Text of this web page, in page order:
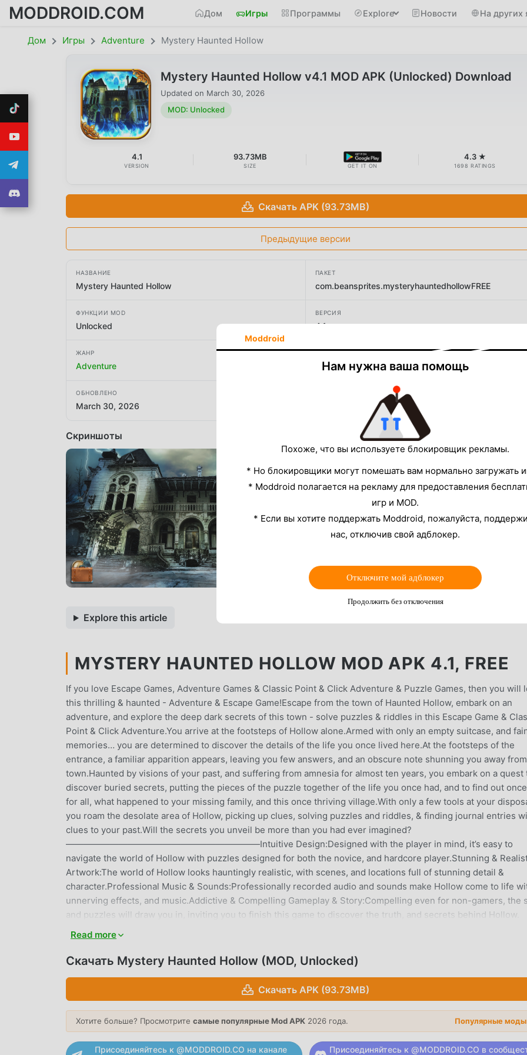
MODDROID.COM Дом Игры Программы Explore Новости На других
Дом Игры Adventure Mystery Haunted Hollow
Mystery Haunted Hollow v4.1 MOD APK (Unlocked) Download
Updated on March 30, 2026
MOD: Unlocked
4.1
VERSION
93.73MB
SIZE GET IT ON
4.3 ★
1698 RATINGS
Скачать APK (93.73MB)
Предыдущие версии
НАЗВАНИЕ
Mystery Haunted Hollow
ПАКЕТ
com.beansprites.mysteryhauntedhollowFREE
ФУНКЦИИ MOD
Unlocked
ВЕРСИЯ
4.1
ЖАНР
Adventure
РАЗРАБОТЧИК
Midnight Adventures LLC
ОБНОВЛЕНО
March 30, 2026
Скриншоты
Explore this article
MYSTERY HAUNTED HOLLOW MOD APK 4.1, FREE
If you love Escape Games, Adventure Games & Classic Point & Click Adventure & Puzzle Games, then you will
this thrilling & haunted - Adventure & Escape Game!Escape from the town of Haunted Hollow, embark on an
adventure, and explore the deep dark secrets of this town - solve puzzles & riddles in this Escape Game &
Point & Click Adventure.You arrive at the footsteps of Hollow alone.Armed with only an empty suitcase, and
memories… you are determined to discover the details of the life you once lived here.At the footsteps of the
entrance, a familiar apparition appears, leaving you few answers, and an obscure note shunning you away from
town.Haunted by visions of your past, and suffering from amnesia for almost ten years, you embark on a quest
discover buried secrets, putting the pieces of the puzzle together of the life you once had, and to find out
for all, what happened to your missing family, and this once thriving village.With only a few tools at your
you roam the desolate area of Hollow, picking up clues, solving puzzles and riddles, & finding journal entries
clues to your past.Will the secrets you unveil be more than you had ever imagined?
——————————————————————Intuitive Design:Designed with the player in mind, it’s easy to
navigate the world of Hollow with puzzles designed for both the novice, and hardcore player.Stunning &
Artwork:The world of Hollow looks hauntingly realistic, with scenes, and locations full of stunning detail &
character.Professional Music & Sounds:Professionally recorded audio and sounds make Hollow come to life
unnerving effects, and music.Addictive & Compelling Gameplay & Story:Compelling even for non-gamers, the
and puzzles will draw you in, inviting you to finish this game to discover the truth, and secrets behind Hollow.
MYSTERY HAUNTED HOLLOW ВВЕДЕНИЕ
Mystery Haunted Hollow В последнее время очень популярная игра adventure завоевала множество
поклонников по всему миру, которым нравятся игры adventure. Если вы хотите скачать эту игру, так как
крупнейший в мире сайт бесплатной загрузки мод apk - moddroid - ваш лучший выбор. moddroid не только
предоставляет мод Free, помогая вам сохранить повторяющуюся механическую задачу в игре, чтобы вы
могли сосредоточиться на наслаждении радостью, которую приносит сама игра. moddroid обещает, что
любой мод Mystery Haunted Hollow не будет взимать плату с игроков, и он на 100% безопасен, доступен и
Read more
Скачать Mystery Haunted Hollow (MOD, Unlocked)
Скачать APK (93.73MB)
Хотите больше? Просмотрите самые популярные Mod APK 2026 года. Популярные
Присоединяйтесь к @MODDROID.CO на канале
Присоединяйтесь к @MODDROID.CO в
Moddroid
Нам нужна ваша помощь
Похоже, что вы используете блокировщик рекламы.
* Но блокировщики могут помешать вам нормально загружать
* Moddroid полагается на рекламу для предоставления
игр и MOD.
* Если вы хотите поддержать Moddroid, пожалуйста,
нас, отключив свой адблокер.
Отключите мой адблокер
Продолжить без отключения